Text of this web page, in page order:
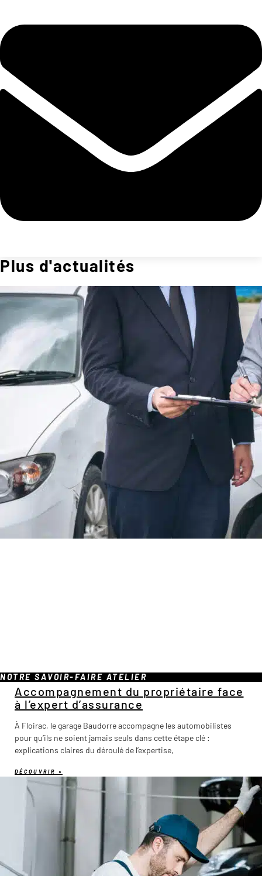
Plus d'actualités
NOTRE SAVOIR-FAIRE ATELIER
Accompagnement du propriétaire face
à l’expert d’assurance
À Floirac, le garage Baudorre accompagne les automobilistes
pour qu’ils ne soient jamais seuls dans cette étape clé :
explications claires du déroulé de l’expertise,
DÉCOUVRIR »